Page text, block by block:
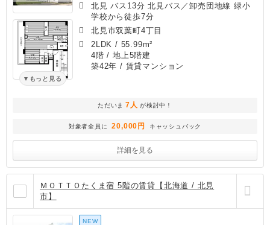
もっと見る
北見 バス13分 北見バス／卸売団地線 緑小
学校から徒歩7分
北見市双葉町4丁目
2LDK / 55.99m²
4階 / 地上5階建
築42年 / 賃貸マンション
ただいま 7人 が検討中！
対象者全員に 20,000円 キャッシュバック
詳細を見る
ＭＯＴＴＯたくま宿 5階の賃貸【北海道 / 北見
市】
NEW